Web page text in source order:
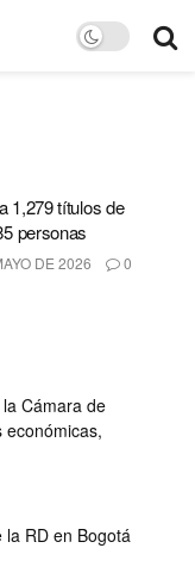
1,279 títulos de
personas
DE 2026 0
Cámara de
económicas,
RD en Bogotá